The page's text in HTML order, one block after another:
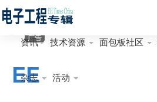
资讯 技术资源 面包板社区
杂志 活动
EE
广告